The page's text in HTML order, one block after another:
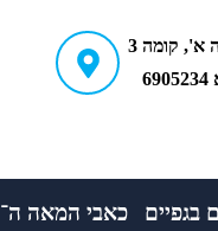
ברודצקי 43, כניסה א', קומה 3
בגפיים כאבי המאה ה־21